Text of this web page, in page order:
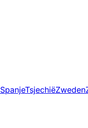
SpanjeTsjechiëZweden